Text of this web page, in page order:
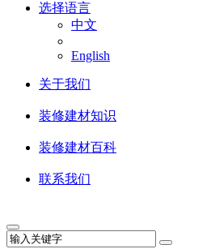
选择语言
中文
English
关于我们
装修建材知识
装修建材百科
联系我们